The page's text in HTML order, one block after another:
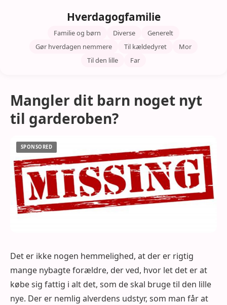
Hverdagogfamilie
Familie og børn Diverse
Generelt
Gør hverdagen nemmere
Til kældedyret
Mor
Til den lille
Far
Mangler dit barn noget nyt
til garderoben?
Det er ikke nogen hemmelighed, at der er rigtig
mange nybagte forældre, der ved, hvor let det er at
købe sig fattig i alt det, som de skal bruge til den lille
nye. Der er nemlig alverdens udstyr, som man får at